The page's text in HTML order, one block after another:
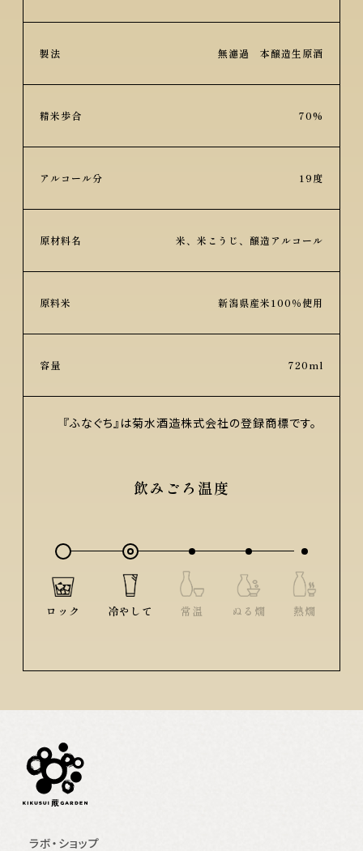
製法 無濾過 本醸造生原酒
精米歩合 70%
アルコール分 19度
原材料名 米、米こうじ、醸造アルコール
原料米 新潟県産米100％使用
容量 720ml
『ふなぐち』は菊水酒造株式会社の登録商標です。
飲みごろ温度
ロック 冷やして 常温 ぬる燗 熱燗
ラボ・ショップ